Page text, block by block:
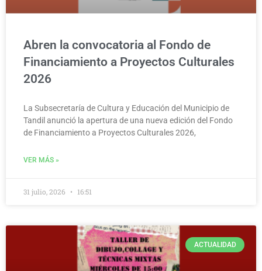
Abren la convocatoria al Fondo de
Financiamiento a Proyectos Culturales
2026
La Subsecretaría de Cultura y Educación del Municipio de
Tandil anunció la apertura de una nueva edición del Fondo
de Financiamiento a Proyectos Culturales 2026,
VER MÁS »
31 julio, 2026 16:51
ACTUALIDAD